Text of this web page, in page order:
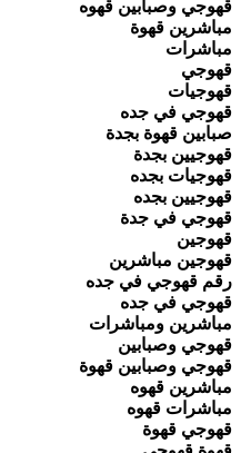
قهوجي وصبابين قهوه
مباشرين قهوة
مباشرات
قهوجي
قهوجيات
قهوجي في جده
صبابين قهوة بجدة
قهوجيين بجدة
قهوجيات بجده
قهوجيين بجده
قهوجي في جدة
قهوجين
قهوجين مباشرين
رقم قهوجي في جده
قهوجي في جده
مباشرين ومباشرات
قهوجي وصبابين
قهوجي وصبابين قهوة
مباشرين قهوه
مباشرات قهوه
قهوجي قهوة